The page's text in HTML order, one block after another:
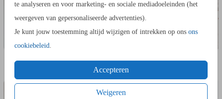
te analyseren en voor marketing- en sociale mediadoeleinden (het
weergeven van gepersonaliseerde advertenties).
Je kunt jouw toestemming altijd wijzigen of intrekken op ons ons
cookiebeleid.
Accepteren
Weigeren
graag.
IN DEZELFDE STIJL KUN JE DIT OOK
SAVE THE DATE KAART